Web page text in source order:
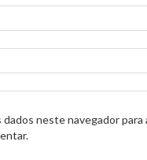
dados neste navegador para